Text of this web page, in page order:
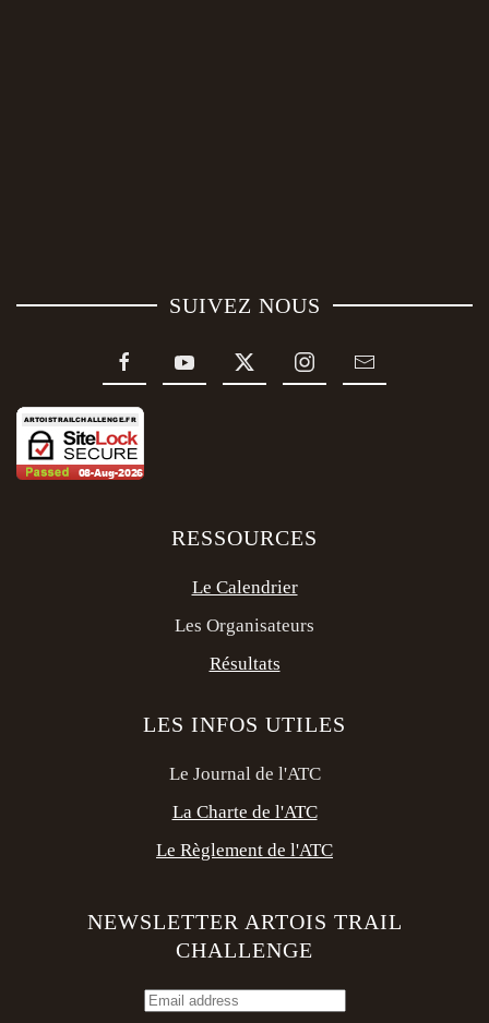
SUIVEZ NOUS
RESSOURCES
Le Calendrier
Les Organisateurs
Résultats
LES INFOS UTILES
Le Journal de l'ATC
La Charte de l'ATC
Le Règlement de l'ATC
NEWSLETTER ARTOIS TRAIL
CHALLENGE